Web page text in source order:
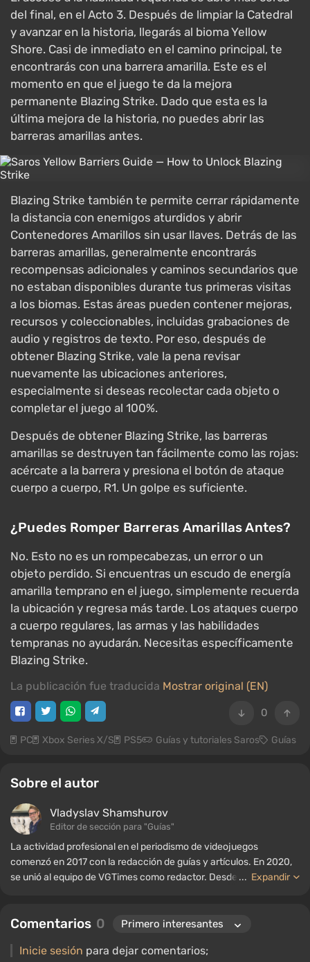
del final, en el Acto 3. Después de limpiar la Catedral
y avanzar en la historia, llegarás al bioma Yellow
Shore. Casi de inmediato en el camino principal, te
encontrarás con una barrera amarilla. Este es el
momento en que el juego te da la mejora
permanente Blazing Strike. Dado que esta es la
última mejora de la historia, no puedes abrir las
barreras amarillas antes.
Blazing Strike también te permite cerrar rápidamente
la distancia con enemigos aturdidos y abrir
Contenedores Amarillos sin usar llaves. Detrás de las
barreras amarillas, generalmente encontrarás
recompensas adicionales y caminos secundarios que
no estaban disponibles durante tus primeras visitas
a los biomas. Estas áreas pueden contener mejoras,
recursos y coleccionables, incluidas grabaciones de
audio y registros de texto. Por eso, después de
obtener Blazing Strike, vale la pena revisar
nuevamente las ubicaciones anteriores,
especialmente si deseas recolectar cada objeto o
completar el juego al 100%.
Después de obtener Blazing Strike, las barreras
amarillas se destruyen tan fácilmente como las rojas:
acércate a la barrera y presiona el botón de ataque
cuerpo a cuerpo, R1. Un golpe es suficiente.
¿Puedes Romper Barreras Amarillas Antes?
No. Esto no es un rompecabezas, un error o un
objeto perdido. Si encuentras un escudo de energía
amarilla temprano en el juego, simplemente recuerda
la ubicación y regresa más tarde. Los ataques cuerpo
a cuerpo regulares, las armas y las habilidades
tempranas no ayudarán. Necesitas específicamente
Blazing Strike.
La publicación fue traducida Mostrar original (EN)
0
PC Xbox Series X/S PS5 Guías y tutoriales Saros Guías
Sobre el autor
Vladyslav Shamshurov
Editor de sección para "Guías"
La actividad profesional en el periodismo de videojuegos
comenzó en 2017 con la redacción de guías y artículos. En 2020,
se unió al equipo de VGTimes como redactor. Desde 2022, ha
... Expandir
Comentarios 0
Inicie sesión para dejar comentarios;